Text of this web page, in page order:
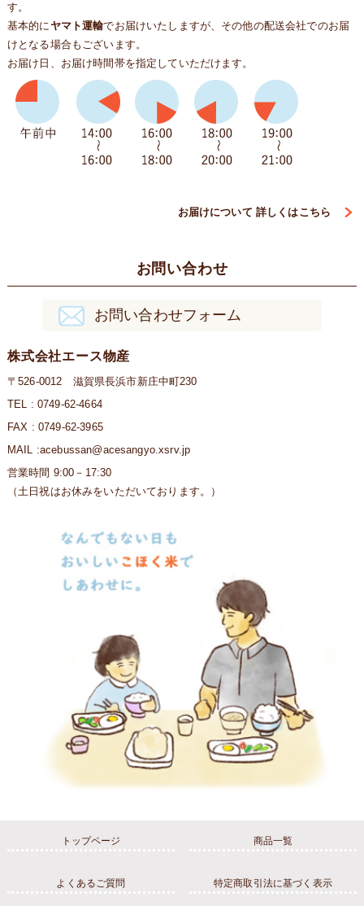
す。
基本的に ヤマト運輸でお届けいたしますが、その他の配送会社でのお届
けとなる場合もございます。
お届け日、お届け時間帯を指定していただけます。
お届けについて 詳しくはこちら
お問い合わせ
お問い合わせフォーム
株式会社エース物産
〒526-0012 滋賀県長浜市新庄中町230
TEL : 0749-62-4664
FAX : 0749-62-3965
MAIL :acebussan@acesangyo.xsrv.jp
営業時間 9:00－17:30
（土日祝はお休みをいただいております。）
トップページ 商品一覧
よくあるご質問 特定商取引法に基づく表示